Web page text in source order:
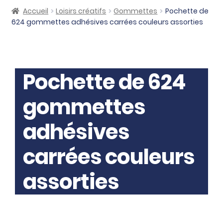
Accueil Loisirs créatifs Gommettes
Pochette de
624 gommettes adhésives carrées couleurs assorties
Pochette de 624
gommettes
adhésives
carrées couleurs
assorties